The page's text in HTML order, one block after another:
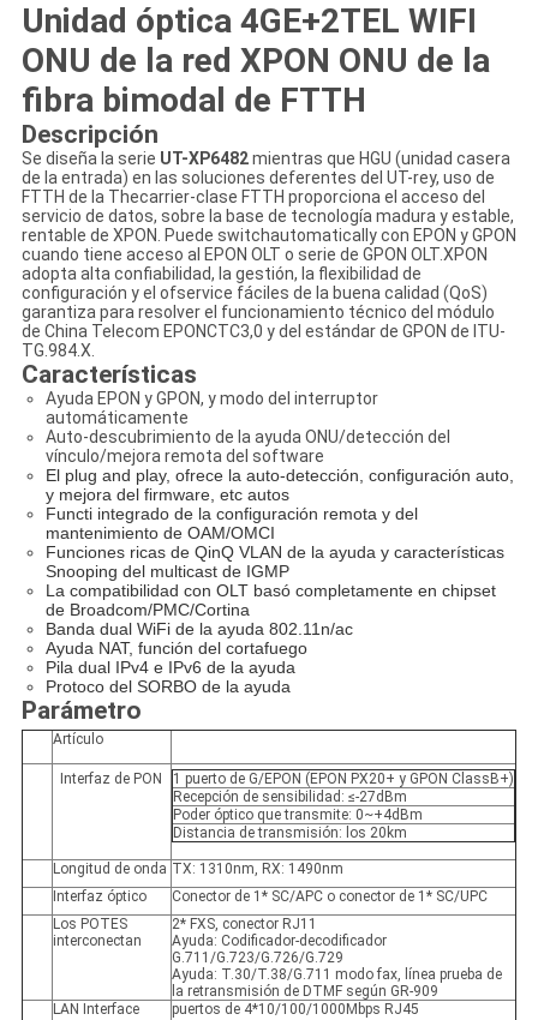
Unidad óptica 4GE+2TEL WIFI
ONU de la red XPON ONU de la
fibra bimodal de FTTH
Descripción
Se diseña la serie UT-XP6482mientras que HGU (unidad casera
de la entrada) en las soluciones deferentes del UT-rey, uso de
FTTH de la Thecarrier-clase FTTH proporciona el acceso del
servicio de datos, sobre la base de tecnología madura y estable,
rentable de XPON. Puede switchautomatically con EPON y GPON
cuando tiene acceso al EPON OLT o serie de GPON OLT.XPON
adopta alta confiabilidad, la gestión, la flexibilidad de
configuración y el ofservice fáciles de la buena calidad (QoS)
garantiza para resolver el funcionamiento técnico del módulo
de China Telecom EPONCTC3,0 y del estándar de GPON de ITU-
TG.984.X.
Características
Ayuda EPON y GPON, y modo del interruptor
automáticamente
Auto-descubrimiento de la ayuda ONU/detección del
vínculo/mejora remota del software
El plug and play, ofrece la auto-detección, configuración auto,
y mejora del firmware, etc autos
Functi integrado de la configuración remota y del
mantenimiento de OAM/OMCI
Funciones ricas de QinQ VLAN de la ayuda y características
Snooping del multicast de IGMP
La compatibilidad con OLT basó completamente en chipset
de Broadcom/PMC/Cortina
Banda dual WiFi de la ayuda 802.11n/ac
Ayuda NAT, función del cortafuego
Pila dual IPv4 e IPv6 de la ayuda
Protoco del SORBO de la ayuda
Parámetro
Artículo
Interfaz de PON
1 puerto de G/EPON (EPON PX20+ y GPON ClassB+)
Recepción de sensibilidad: ≤-27dBm
Poder óptico que transmite: 0~+4dBm
Distancia de transmisión: los 20km
Longitud de onda TX: 1310nm, RX: 1490nm
Interfaz óptico
Conector de 1* SC/APC o conector de 1* SC/UPC
Los POTES
interconectan
2* FXS, conector RJ11
Ayuda: Codificador-decodificador
G.711/G.723/G.726/G.729
Ayuda: T.30/T.38/G.711 modo fax, línea prueba de
la retransmisión de DTMF según GR-909
LAN Interface
puertos de 4*10/100/1000Mbps RJ45